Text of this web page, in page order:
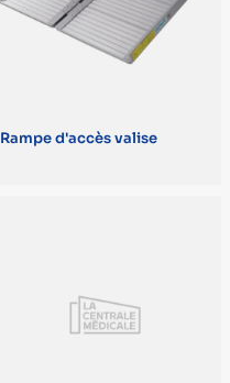
Rampe d'accès valise